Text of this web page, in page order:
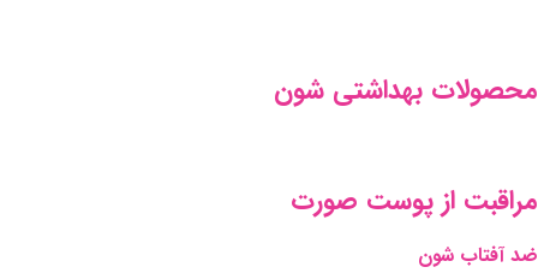
محصولات بهداشتی شون
مراقبت از پوست صورت
ضد آفتاب شون